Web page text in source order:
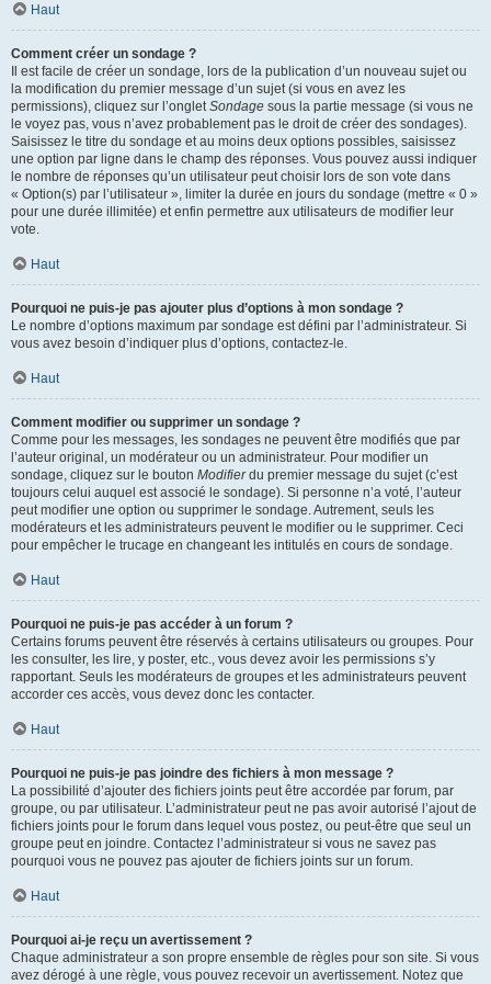
Haut
Comment créer un sondage ?
Il est facile de créer un sondage, lors de la publication d’un nouveau sujet ou
la modification du premier message d’un sujet (si vous en avez les
permissions), cliquez sur l’ongletSondage sous la partie message (si vous ne
le voyez pas, vous n’avez probablement pas le droit de créer des sondages).
Saisissez le titre du sondage et au moins deux options possibles, saisissez
une option par ligne dans le champ des réponses. Vous pouvez aussi indiquer
le nombre de réponses qu’un utilisateur peut choisir lors de son vote dans
« Option(s) par l’utilisateur », limiter la durée en jours du sondage (mettre « 0 »
pour une durée illimitée) et enfin permettre aux utilisateurs de modifier leur
vote.
Haut
Pourquoi ne puis-je pas ajouter plus d’options à mon sondage ?
Le nombre d’options maximum par sondage est défini par l’administrateur. Si
vous avez besoin d’indiquer plus d’options, contactez-le.
Haut
Comment modifier ou supprimer un sondage ?
Comme pour les messages, les sondages ne peuvent être modifiés que par
l’auteur original, un modérateur ou un administrateur. Pour modifier un
sondage, cliquez sur le bouton Modifierdu premier message du sujet (c’est
toujours celui auquel est associé le sondage). Si personne n’a voté, l’auteur
peut modifier une option ou supprimer le sondage. Autrement, seuls les
modérateurs et les administrateurs peuvent le modifier ou le supprimer. Ceci
pour empêcher le trucage en changeant les intitulés en cours de sondage.
Haut
Pourquoi ne puis-je pas accéder à un forum ?
Certains forums peuvent être réservés à certains utilisateurs ou groupes. Pour
les consulter, les lire, y poster, etc., vous devez avoir les permissions s’y
rapportant. Seuls les modérateurs de groupes et les administrateurs peuvent
accorder ces accès, vous devez donc les contacter.
Haut
Pourquoi ne puis-je pas joindre des fichiers à mon message ?
La possibilité d’ajouter des fichiers joints peut être accordée par forum, par
groupe, ou par utilisateur. L’administrateur peut ne pas avoir autorisé l’ajout de
fichiers joints pour le forum dans lequel vous postez, ou peut-être que seul un
groupe peut en joindre. Contactez l’administrateur si vous ne savez pas
pourquoi vous ne pouvez pas ajouter de fichiers joints sur un forum.
Haut
Pourquoi ai-je reçu un avertissement ?
Chaque administrateur a son propre ensemble de règles pour son site. Si vous
avez dérogé à une règle, vous pouvez recevoir un avertissement. Notez que